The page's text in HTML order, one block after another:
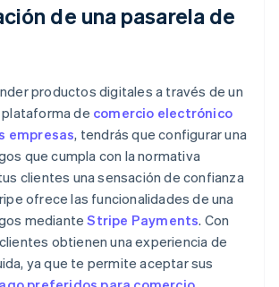
de una pasarela de
productos digitales a través de un
de comercio electrónico
empresas, tendrás que configurar una
que cumpla con la normativa
clientes una sensación de confianza
ofrece las funcionalidades de una
medianteStripe Payments. Con
obtienen una experiencia de
ya que te permite aceptar sus